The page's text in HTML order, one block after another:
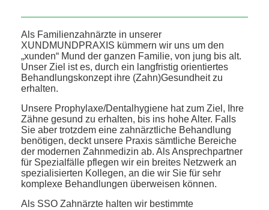
Als Familienzahnärzte in unserer
XUNDMUNDPRAXIS kümmern wir uns um den
„xunden“ Mund der ganzen Familie, von jung bis alt.
Unser Ziel ist es, durch ein langfristig orientiertes
Behandlungskonzept ihre (Zahn)Gesundheit zu
erhalten.
Unsere Prophylaxe/Dentalhygiene hat zum Ziel, Ihre
Zähne gesund zu erhalten, bis ins hohe Alter. Falls
Sie aber trotzdem eine zahnärztliche Behandlung
benötigen, deckt unsere Praxis sämtliche Bereiche
der modernen Zahnmedizin ab. Als Ansprechpartner
für Spezialfälle pflegen wir ein breites Netzwerk an
spezialisierten Kollegen, an die wir Sie für sehr
komplexe Behandlungen überweisen können.
Als SSO Zahnärzte halten wir bestimmte